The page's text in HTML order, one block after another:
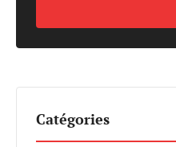
Catégories